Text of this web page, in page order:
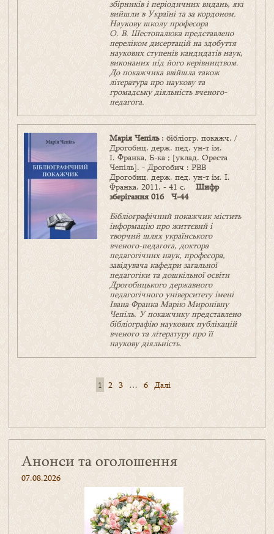
збірників і періодичних видань, які
вийшли в Україні та за кордоном.
Наукову школу професора
О. В. Шестопалюка представлено
переліком дисертацій на здобуття
наукових ступенів кандидатів наук,
виконаних під його керівництвом.
До покажчика ввійшла також
література про наукову та
громадську діяльність вченого-
педагога.
Марія Чепіль: бібліогр. покажч. /
Дрогобиц. держ. пед. ун-т ім.
І. Франка, Б-ка ; [уклад. Ореста
Чепіль]. - Дрогобич : РВВ
Дрогобиц. держ. пед. ун-т ім. І.
Франка, 2011. - 41 с. Шифр
зберігання 016 Ч-44
Бібліографічний покажчик містить
інформацію про життєвий і
творчий шлях українського
вченого-педагога, доктора
педагогічних наук, професора,
завідувача кафедри загальної
педагогіки та дошкільної освіти
Дрогобицького державного
педагогічного університету імені
Івана Франка Марію Миронівну
Чепіль. У покажчику представлено
бібліографію наукових публікацій
вченого та літературу про її
наукову діяльність.
записів
1 2 3 … 6 Далі
Анонси та оголошення
07.08.2026